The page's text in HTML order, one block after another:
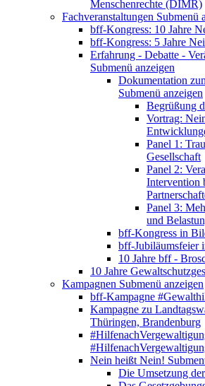
Menschenrechte (DIMR)
Fachveranstaltungen Submenü
bff-Kongress: 10 Jahre
bff-Kongress: 5 Jahre
Erfahrung - Debatte -
Submenü anzeigen
Dokumentation
Submenü anzeigen
Begrüßung
Vortrag:
Panel 1:
Gesellschaft
Panel 2:
Intervention
Panel 3:
und
bff-Kongress in
bff-Jubiläumsfeier
10 Jahre bff -
10 Jahre
Kampagnen Submenü anzeigen
bff-Kampagne
Kampagne zu
Thüringen, Brandenburg
Nein heißt Nein!
Die Umsetzung